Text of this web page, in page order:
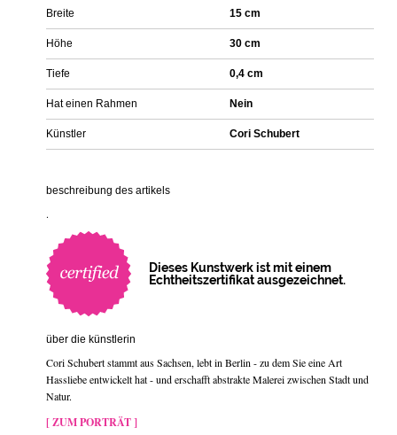
Breite 15 cm
Höhe 30 cm
Tiefe 0,4 cm
Hat einen Rahmen Nein
Künstler Cori Schubert
beschreibung des artikels
.
Dieses Kunstwerk ist mit einem
Echtheitszertifikat ausgezeichnet.
über die künstlerin
Cori Schubert stammt aus Sachsen, lebt in Berlin - zu dem Sie eine Art
Hassliebe entwickelt hat - und erschafft abstrakte Malerei zwischen Stadt und
Natur.
[ ZUM PORTRÄT ]